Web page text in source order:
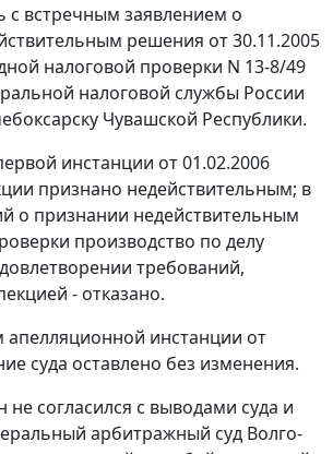
встречным заявлением о
решения от 30.11.2005
налоговой проверки N 13-8/49
налоговой службы России
Чувашской Республики.
инстанции от 01.02.2006
признано недействительным; в
о признании недействительным
производство по делу
требований,
- отказано.
апелляционной инстанции от
суда оставлено без изменения.
не согласился с выводами суда и
арбитражный суд Волго-